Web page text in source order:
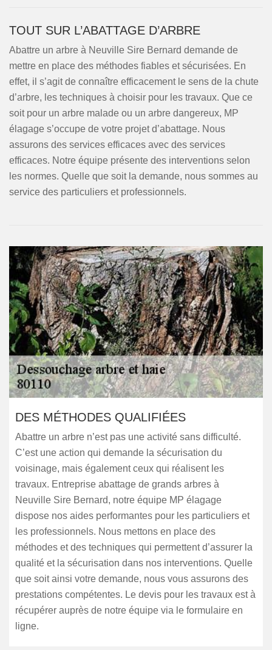
TOUT SUR L’ABATTAGE D’ARBRE
Abattre un arbre à Neuville Sire Bernard demande de
mettre en place des méthodes fiables et sécurisées. En
effet, il s’agit de connaître efficacement le sens de la chute
d’arbre, les techniques à choisir pour les travaux. Que ce
soit pour un arbre malade ou un arbre dangereux, MP
élagage s’occupe de votre projet d’abattage. Nous
assurons des services efficaces avec des services
efficaces. Notre équipe présente des interventions selon
les normes. Quelle que soit la demande, nous sommes au
service des particuliers et professionnels.
DES MÉTHODES QUALIFIÉES
Abattre un arbre n’est pas une activité sans difficulté.
C’est une action qui demande la sécurisation du
voisinage, mais également ceux qui réalisent les
travaux. Entreprise abattage de grands arbres à
Neuville Sire Bernard, notre équipe MP élagage
dispose nos aides performantes pour les particuliers et
les professionnels. Nous mettons en place des
méthodes et des techniques qui permettent d’assurer la
qualité et la sécurisation dans nos interventions. Quelle
que soit ainsi votre demande, nous vous assurons des
prestations compétentes. Le devis pour les travaux est à
récupérer auprès de notre équipe via le formulaire en
ligne.